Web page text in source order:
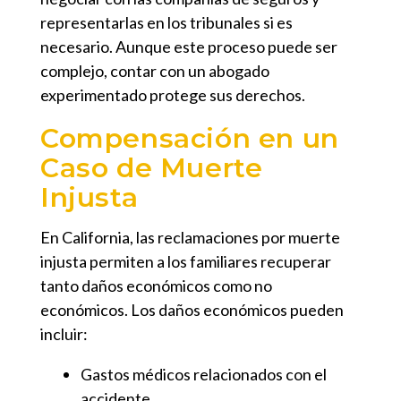
representarlas en los tribunales si es
necesario. Aunque este proceso puede ser
complejo, contar con un abogado
experimentado protege sus derechos.
Compensación en un
Caso de Muerte
Injusta
En California, las reclamaciones por muerte
injusta permiten a los familiares recuperar
tanto daños económicos como no
económicos. Los daños económicos pueden
incluir:
Gastos médicos relacionados con el